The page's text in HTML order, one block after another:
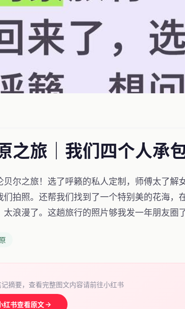
之旅｜我们四个人承
贝尔之旅！选了呼籁的私人定制，师傅太了解
们拍照。还帮我们找到了一个特别美的花海，
浪漫了。这趟旅行的照片够我发一年朋友圈了
记摘要，查看完整图文内容请前往小红书
红书查看原文